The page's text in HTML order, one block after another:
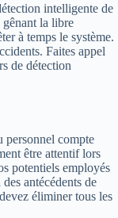
intelligente de
gênant la libre
à temps le système.
Faites appel
de détection
personnel compte
être attentif lors
potentiels employés
antécédents de
éliminer tous les